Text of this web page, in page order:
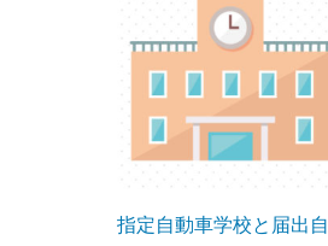
指定自動車学校と届出自